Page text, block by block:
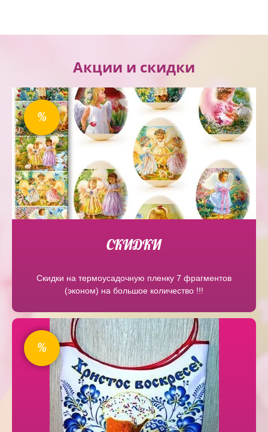
Акции и скидки
%
СКИДКИ
Скидки на термоусадочную пленку 7 фрагментов
(эконом) на большое количество !!!
%